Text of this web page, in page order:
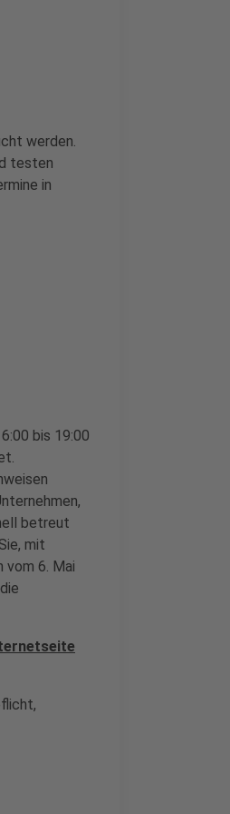
werden.
testen
in
bis 19:00
betreut
mit
vom 6. Mai